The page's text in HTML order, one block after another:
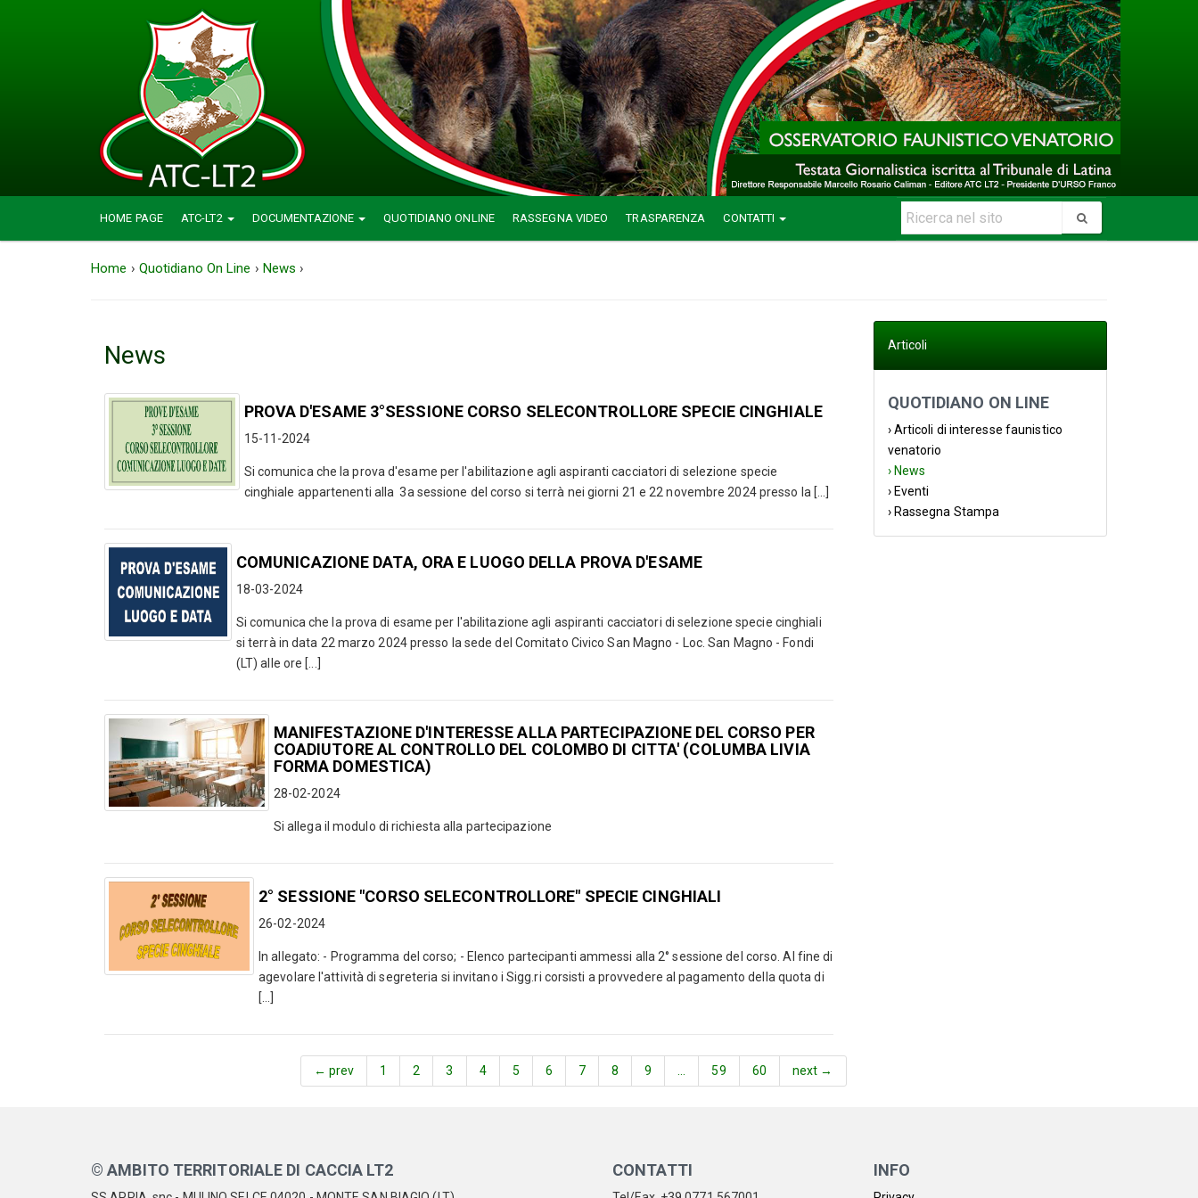
HOME PAGE ATC-LT2 DOCUMENTAZIONE QUOTIDIANO ONLINE RASSEGNA VIDEO TRASPARENZA CONTATTI
Home › Quotidiano On Line › News ›
News
PROVA D'ESAME 3°SESSIONE CORSO SELECONTROLLORE SPECIE CINGHIALE
15-11-2024
Si comunica che la prova d'esame per l'abilitazione agli aspiranti cacciatori di selezione specie
cinghiale appartenenti alla 3a sessione del corso si terrà nei giorni 21 e 22 novembre 2024 presso la [...]
COMUNICAZIONE DATA, ORA E LUOGO DELLA PROVA D'ESAME
18-03-2024
Si comunica che la prova di esame per l'abilitazione agli aspiranti cacciatori di selezione specie cinghiali
si terrà in data 22 marzo 2024 presso la sede del Comitato Civico San Magno - Loc. San Magno - Fondi
(LT) alle ore [...]
MANIFESTAZIONE D'INTERESSE ALLA PARTECIPAZIONE DEL CORSO PER
COADIUTORE AL CONTROLLO DEL COLOMBO DI CITTA' (COLUMBA LIVIA
FORMA DOMESTICA)
28-02-2024
Si allega il modulo di richiesta alla partecipazione
2° SESSIONE "CORSO SELECONTROLLORE" SPECIE CINGHIALI
26-02-2024
In allegato: - Programma del corso; - Elenco partecipanti ammessi alla 2° sessione del corso. Al fine di
agevolare l'attività di segreteria si invitano i Sigg.ri corsisti a provvedere al pagamento della quota di
[...]
← prev 1 2 3 4 5 6 7 8 9 59 60 next →
Articoli
QUOTIDIANO ON LINE
› Articoli di interesse faunistico
venatorio
› News
› Eventi
› Rassegna Stampa
© AMBITO TERRITORIALE DI CACCIA LT2 CONTATTI INFO